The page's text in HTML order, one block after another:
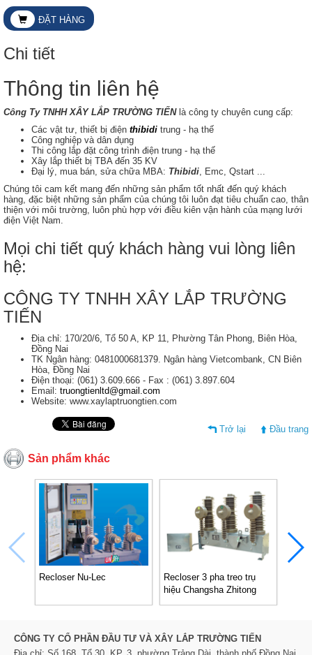
ĐẶT HÀNG
Chi tiết
Thông tin liên hệ
Công Ty TNHH XÂY LẮP TRƯỜNG TIẾNlà công ty chuyên cung cấp:
Các vật tư, thiết bị điện thibidi trung - hạ thế
Công nghiệp và dân dụng
Thi công lắp đặt công trình điện trung - hạ thế
Xây lắp thiết bị TBA đến 35 KV
Đại lý, mua bán, sửa chữa MBA: Thibidi , Emc, Qstart ...
Chúng tôi cam kết mang đến những sản phẩm tốt nhất đến quý khách
hàng, đặc biệt những sản phẩm của chúng tôi luôn đạt tiêu chuẩn cao, thân
thiện với môi trường, luôn phù hợp với điều kiên vận hành của mạng lưới
điện Việt Nam.
Mọi chi tiết quý khách hàng vui lòng liên
hệ:
CÔNG TY TNHH XÂY LẮP TRƯỜNG
TIẾN
Địa chỉ: 170/20/6, Tổ 50 A, KP 11, Phường Tân Phong, Biên Hòa,
Đồng Nai
TK Ngân hàng: 0481000681379. Ngân hàng Vietcombank, CN Biên
Hòa, Đồng Nai
Điện thoại: (061) 3.609.666 - Fax : (061) 3.897.604
Email: truongtienltd@gmail.com
Website: www.xaylaptruongtien.com
Trở lại Đầu trang
Sản phẩm khác
Recloser Nu-Lec
Recloser 3 pha treo trụ
hiệu Changsha Zhitong
CÔNG TY CỔ PHẦN ĐẦU TƯ VÀ XÂY LẮP TRƯỜNG TIẾN